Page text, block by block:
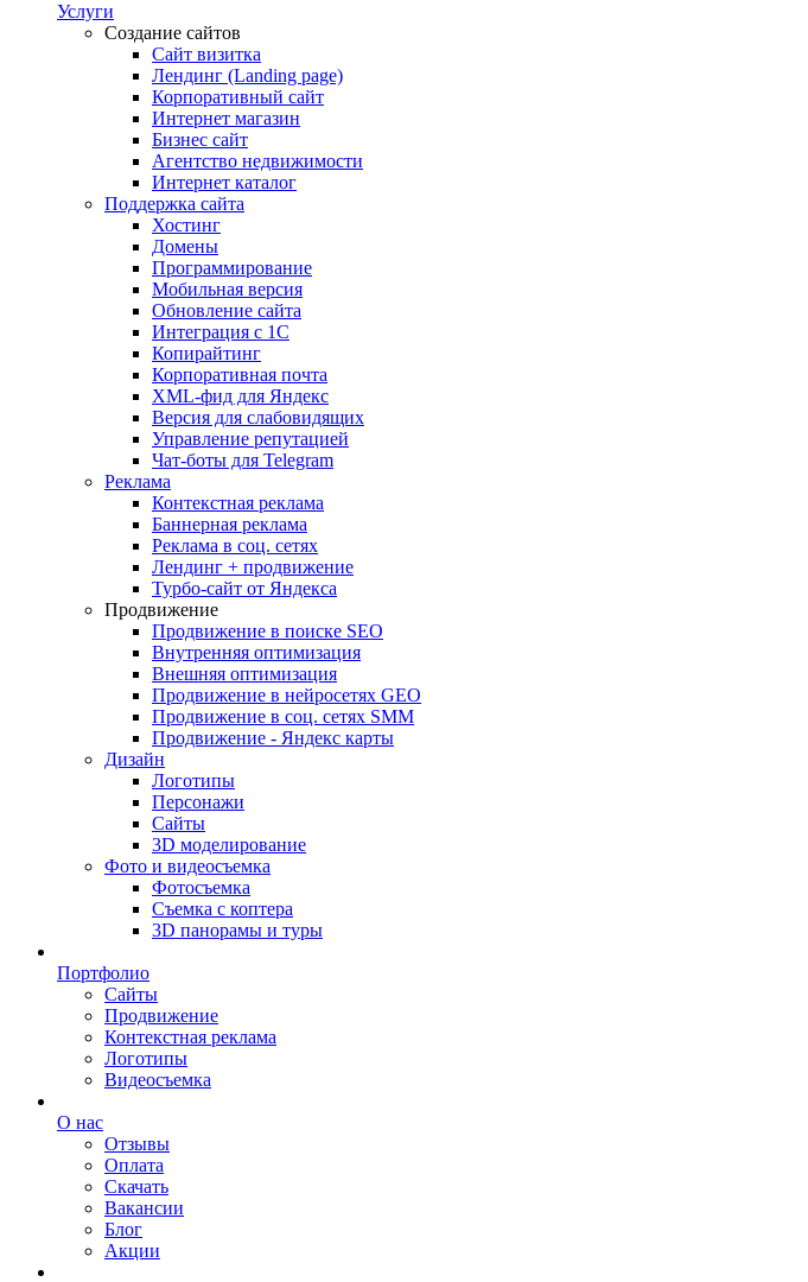
Услуги
Создание сайтов
Сайт визитка
Лендинг (Landing page)
Корпоративный сайт
Интернет магазин
Бизнес сайт
Агентство недвижимости
Интернет каталог
Поддержка сайта
Хостинг
Домены
Программирование
Мобильная версия
Обновление сайта
Интеграция с 1С
Копирайтинг
Корпоративная почта
XML-фид для Яндекс
Версия для слабовидящих
Управление репутацией
Чат-боты для Telegram
Реклама
Контекстная реклама
Баннерная реклама
Реклама в соц. сетях
Лендинг + продвижение
Турбо-сайт от Яндекса
Продвижение
Продвижение в поиске SEO
Внутренняя оптимизация
Внешняя оптимизация
Продвижение в нейросетях GEO
Продвижение в соц. сетях SMM
Продвижение - Яндекс карты
Дизайн
Логотипы
Персонажи
Сайты
3D моделирование
Фото и видеосъемка
Фотосъемка
Съемка с коптера
3D панорамы и туры
Портфолио
Сайты
Продвижение
Контекстная реклама
Логотипы
Видеосъемка
О нас
Отзывы
Оплата
Скачать
Вакансии
Блог
Акции